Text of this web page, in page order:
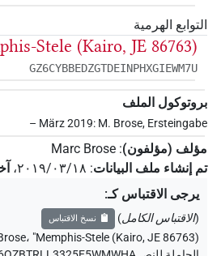
التوابع الهرمية
Stele (Kairo, JE 86763)
GZ6CYBBEDZGTDEINPHXGIEWM7U
بروتوكول الملف
– März 2019: M. Brose, Ersteingabe
مؤلف (مؤلفون):
Marc Brose
تم إنشاء ملف البيانات: ٢٠١٩/٠٣/١٨،
يرجى الاقتباس كـ:
(الاقتباس الكامل) نسخ الاقتباس
، "Memphis-Stele (Kairo, JE 86763)" (